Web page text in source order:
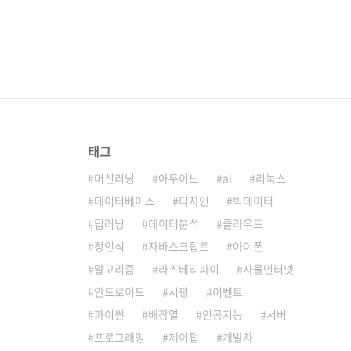
태그
머신러닝 아두이노 ai
리눅스
데이터베이스
디자인
빅데이터
딥러닝
데이터분석
클라우드
정인식
자바스크립트
아이폰
알고리즘
라즈베리파이
사물인터넷
안드로이드
서평
이벤트
파이썬
배장열 인공지능
서버
프로그래밍
제이펍 개발자